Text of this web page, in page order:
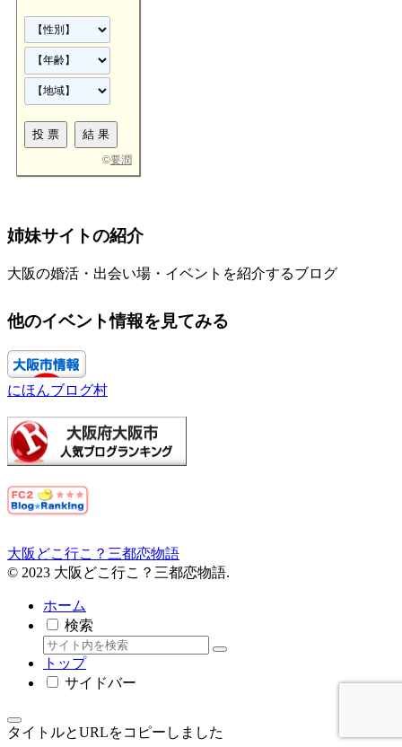
©要潤
姉妹サイトの紹介
大阪の婚活・出会い場・イベントを紹介するブログ
他のイベント情報を見てみる
にほんブログ村
大阪どこ行こ？三都恋物語
© 2023 大阪どこ行こ？三都恋物語.
ホーム
検索
トップ
サイドバー
タイトルとURLをコピーしました